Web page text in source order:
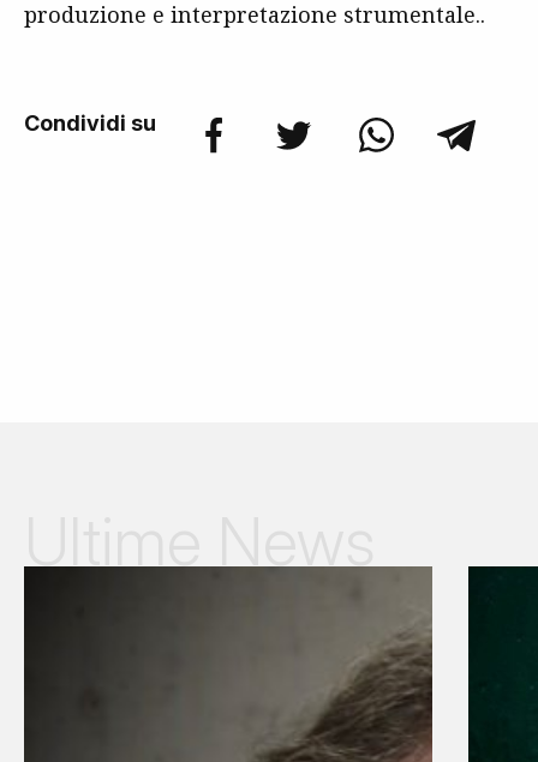
produzione e interpretazione strumentale..
Condividi su